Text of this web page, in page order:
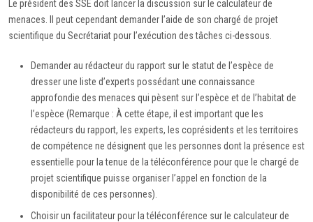
Le président des SSE doit lancer la discussion sur le calculateur de
menaces. Il peut cependant demander l’aide de son chargé de projet
scientifique du Secrétariat pour l’exécution des tâches ci-dessous.
Demander au rédacteur du rapport sur le statut de l’espèce de
dresser une liste d’experts possédant une connaissance
approfondie des menaces qui pèsent sur l’espèce et de l’habitat de
l’espèce (Remarque : À cette étape, il est important que les
rédacteurs du rapport, les experts, les coprésidents et les territoires
de compétence ne désignent que les personnes dont la présence est
essentielle pour la tenue de la téléconférence pour que le chargé de
projet scientifique puisse organiser l’appel en fonction de la
disponibilité de ces personnes).
Choisir un facilitateur pour la téléconférence sur le calculateur de